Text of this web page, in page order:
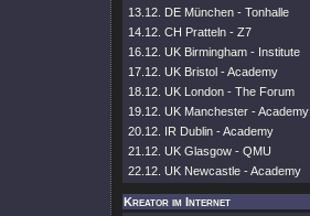
13.12. DE München - Tonhalle
14.12. CH Pratteln - Z7
16.12. UK Birmingham - Institute
17.12. UK Bristol - Academy
18.12. UK London - The Forum
19.12. UK Manchester - Academy
20.12. IR Dublin - Academy
21.12. UK Glasgow - QMU
22.12. UK Newcastle - Academy
Kreator im Internet